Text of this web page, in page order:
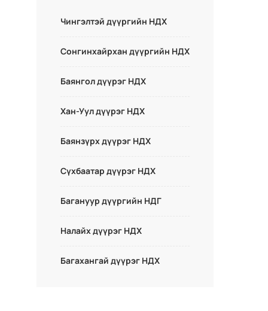
Чингэлтэй дүүргийн НДХ
Сонгинхайрхан дүүргийн НДХ
Баянгол дүүрэг НДХ
Хан-Уул дүүрэг НДХ
Баянзүрх дүүрэг НДХ
Сүхбаатар дүүрэг НДХ
Багануур дүүргийн НДГ
Налайх дүүрэг НДХ
Багахангай дүүрэг НДХ